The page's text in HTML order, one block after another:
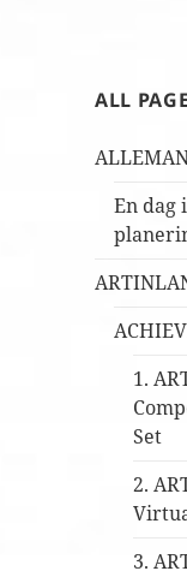
ALL
En dag
1.
Set
2.
3.